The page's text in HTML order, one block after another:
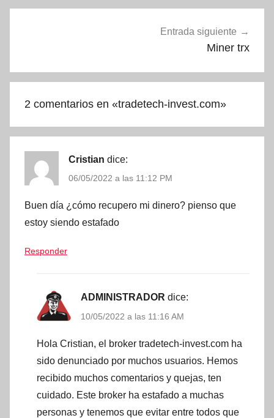
Entrada siguiente
Miner trx
2 comentarios en «tradetech-invest.com»
Cristian dice:
06/05/2022 a las 11:12 PM
Buen día ¿cómo recupero mi dinero? pienso que
estoy siendo estafado
Responder
ADMINISTRADOR dice:
10/05/2022 a las 11:16 AM
Hola Cristian, el broker tradetech-invest.com ha
sido denunciado por muchos usuarios. Hemos
recibido muchos comentarios y quejas, ten
cuidado. Este broker ha estafado a muchas
personas y tenemos que evitar entre todos que